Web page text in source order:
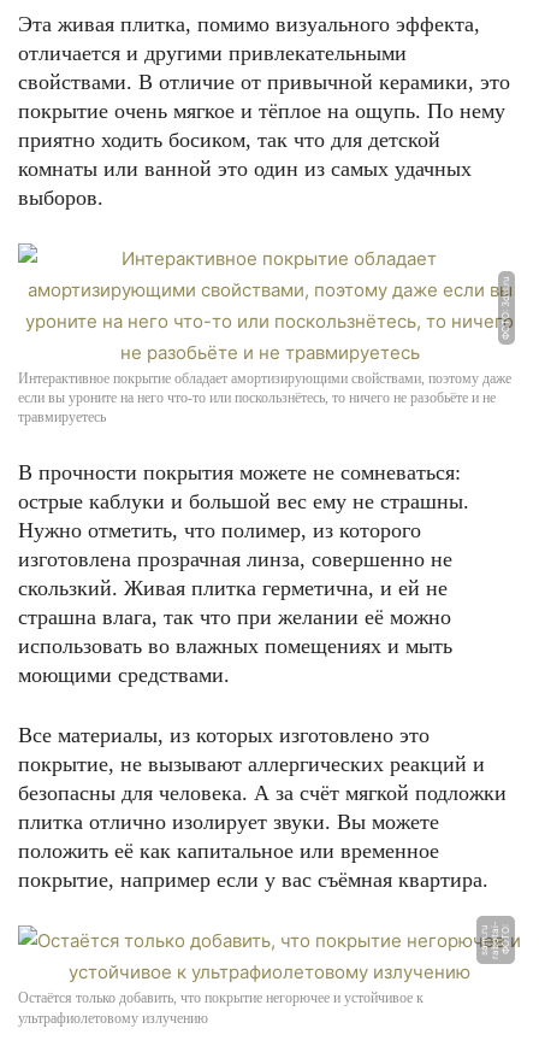
Эта живая плитка, помимо визуального эффекта,
отличается и другими привлекательными
свойствами. В отличие от привычной керамики, это
покрытие очень мягкое и тёплое на ощупь. По нему
приятно ходить босиком, так что для детской
комнаты или ванной это один из самых удачных
выборов.
ФОТО: 3dvl.ru
Интерактивное покрытие обладает амортизирующими свойствами, поэтому даже
если вы уроните на него что-то или поскользнётесь, то ничего не разобьёте и не
травмируетесь
В прочности покрытия можете не сомневаться:
острые каблуки и большой вес ему не страшны.
Нужно отметить, что полимер, из которого
изготовлена прозрачная линза, совершенно не
скользкий. Живая плитка герметична, и ей не
страшна влага, так что при желании её можно
использовать во влажных помещениях и мыть
моющими средствами.
Все материалы, из которых изготовлено это
покрытие, не вызывают аллергических реакций и
безопасны для человека. А за счёт мягкой подложки
плитка отлично изолирует звуки. Вы можете
положить её как капитальное или временное
покрытие, например если у вас съёмная квартира.
Ф
О
Т
О:
r
a
b
o
t
ai
-s
a
m.
r
u
Остаётся только добавить, что покрытие негорючее и устойчивое к
ультрафиолетовому излучению